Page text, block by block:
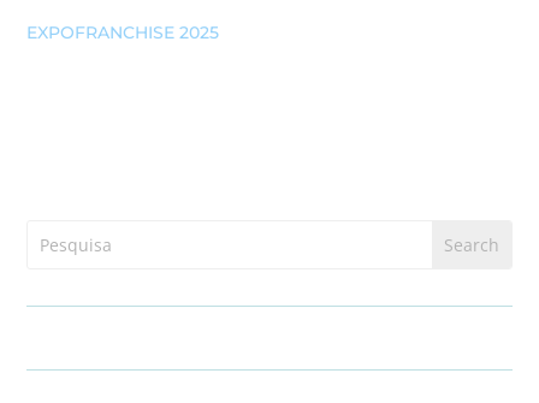
EXPOFRANCHISE 2025